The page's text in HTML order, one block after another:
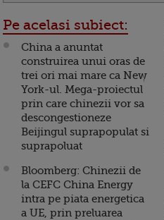
Pe acelasi subiect:
China a anuntat
construirea unui oras de
trei ori mai mare ca New
York-ul. Mega-proiectul
prin care chinezii vor sa
descongestioneze
Beijingul suprapopulat si
suprapoluat
Bloomberg: Chinezii de
la CEFC China Energy
intra pe piata energetica
a UE, prin preluarea